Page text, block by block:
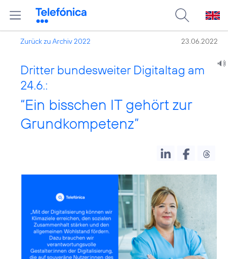
Zurück zu Archiv 2022 23.06.2022
Dritter bundesweiter Digitaltag am
24.6.:
“Ein bisschen IT gehört zur
Grundkompetenz”